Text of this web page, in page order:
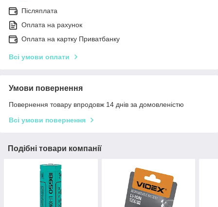
Післяплата
Оплата на рахунок
Оплата на картку Приватбанку
Всі умови оплати
Умови повернення
Повернення товару впродовж 14 днів за домовленістю
Всі умови повернення
Подібні товари компанії